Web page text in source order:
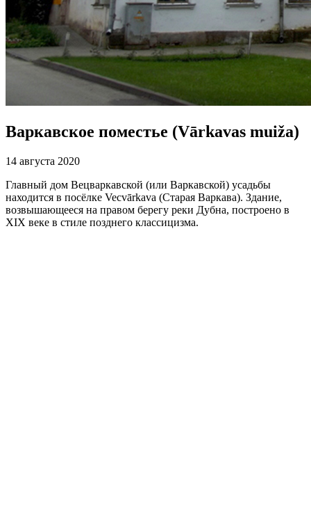
Варкавское поместье (Vārkavas muiža)
14 августа 2020
Главный дом Вецваркавской (или Варкавской) усадьбы
находится в посёлке Vecvārkava (Старая Варкава). Здание,
возвышающееся на правом берегу реки Дубна, построено в
XIX веке в стиле позднего классицизма.